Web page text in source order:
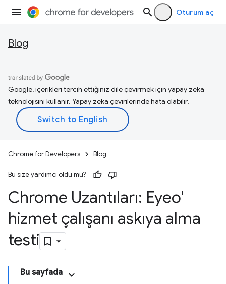
Oturum aç
Blog
Google, içerikleri tercih ettiğiniz dile çevirmek için yapay zeka
teknolojisini kullanır. Yapay zeka çevirilerinde hata olabilir.
Chrome for Developers Blog
Bu size yardımcı oldu mu?
Chrome Uzantıları: Eyeo'
hizmet çalışanı askıya alma
testi
Bu sayfada